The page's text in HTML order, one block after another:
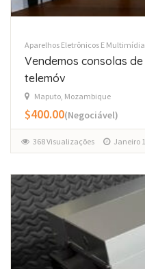
Aparelhos Eletrônicos E Multimídia
Vendemos consolas
telemóv
Maputo, Mozambique
$400.00(Negociável)
368 Visualizações Janeiro